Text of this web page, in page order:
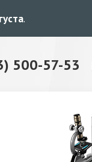
.
500-57-53